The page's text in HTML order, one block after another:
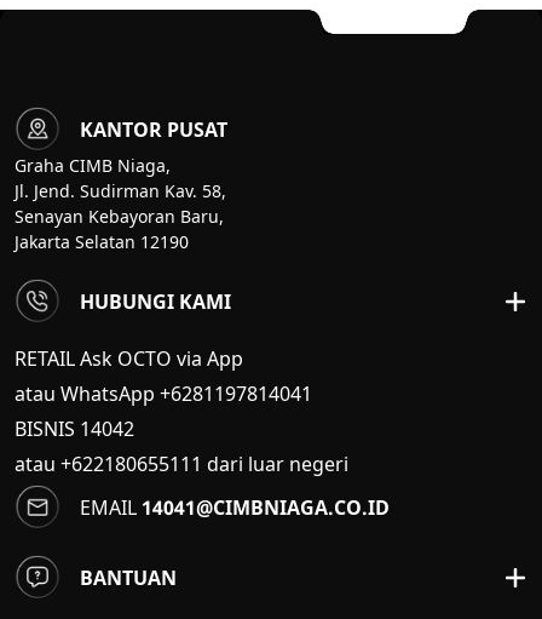
KANTOR PUSAT
Graha CIMB Niaga,
Jl. Jend. Sudirman Kav. 58,
Senayan Kebayoran Baru,
Jakarta Selatan 12190
HUBUNGI KAMI
RETAIL Ask OCTO via App
atau WhatsApp +6281197814041
BISNIS 14042
atau +622180655111 dari luar negeri
EMAIL 14041@CIMBNIAGA.CO.ID
BANTUAN